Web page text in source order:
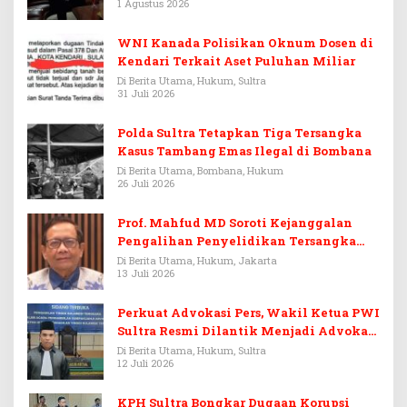
1 Agustus 2026
WNI Kanada Polisikan Oknum Dosen di
Kendari Terkait Aset Puluhan Miliar
Di Berita Utama, Hukum, Sultra
31 Juli 2026
Polda Sultra Tetapkan Tiga Tersangka
Kasus Tambang Emas Ilegal di Bombana
Di Berita Utama, Bombana, Hukum
26 Juli 2026
Prof. Mahfud MD Soroti Kejanggalan
Pengalihan Penyelidikan Tersangka
Febrie Adriansyah
Di Berita Utama, Hukum, Jakarta
13 Juli 2026
Perkuat Advokasi Pers, Wakil Ketua PWI
Sultra Resmi Dilantik Menjadi Advokat
PERADI
Di Berita Utama, Hukum, Sultra
12 Juli 2026
KPH Sultra Bongkar Dugaan Korupsi